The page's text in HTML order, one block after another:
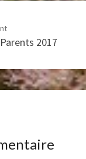
2017